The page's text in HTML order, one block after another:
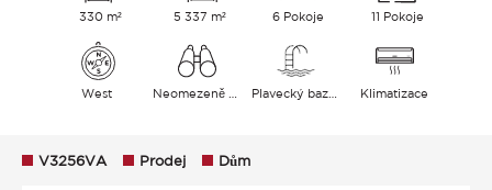
330 m² 5 337 m² 6 Pokoje 11 Pokoje
West Klimatizace
V3256VA Prodej Dům